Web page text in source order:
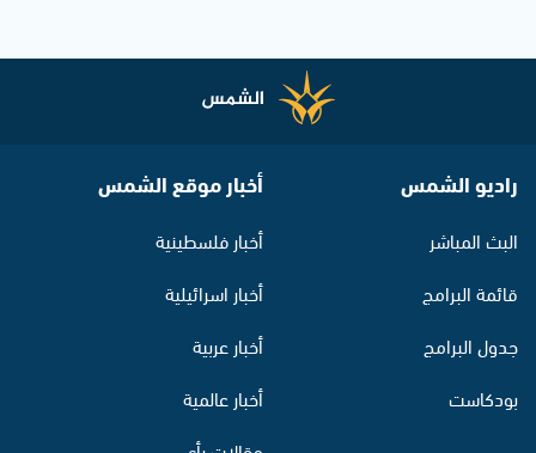
راديو الشمس
البث المباشر
قائمة البرامج
جدول البرامج
بودكاست
أخبار موقع الشمس
أخبار فلسطينية
أخبار اسرائيلية
أخبار عربية
أخبار عالمية